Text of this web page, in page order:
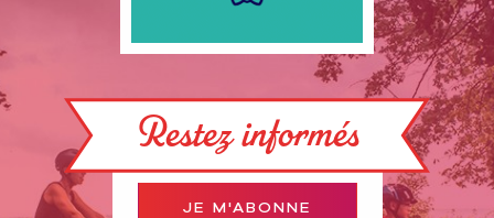
Restez informés
JE M'ABONNE